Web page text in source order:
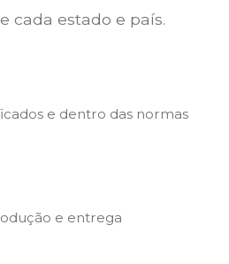
cada estado e país.
e dentro das normas
e entrega